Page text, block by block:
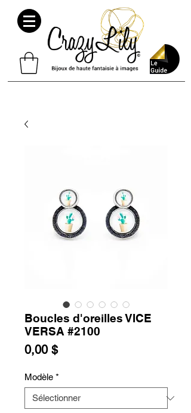
Boucles d'oreilles VICE
VERSA #2100
0,00 $Prix
Modèle *